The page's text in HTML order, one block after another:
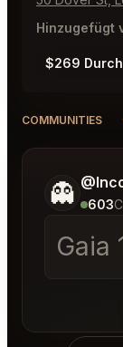
Hinzugefügt
$269
COMMUNITIES
👻 603
Gaia
Sag mir